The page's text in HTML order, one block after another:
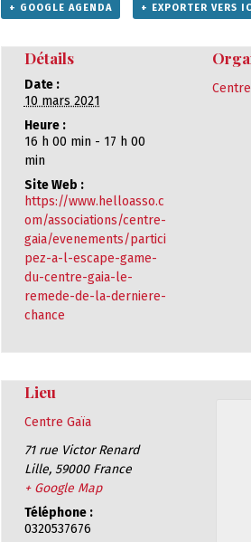
+ GOOGLE AGENDA + EXPORTER VERS
Détails
Date :
10 mars 2021
Heure :
16 h 00 min - 17 h 00
min
Site Web :
https://www.helloasso.c
om/associations/centre-
gaia/evenements/partici
pez-a-l-escape-game-
du-centre-gaia-le-
remede-de-la-derniere-
chance
Lieu
Centre Gaïa
71 rue Victor Renard
Lille, 59000 France
+ Google Map
Téléphone :
0320537676